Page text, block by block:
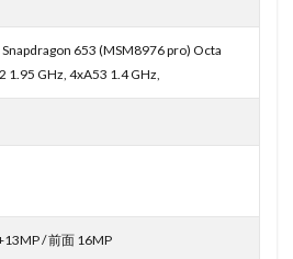
653 (MSM8976 pro) Octa
1.95 GHz, 4xA53 1.4 GHz,
/ 前面 16MP